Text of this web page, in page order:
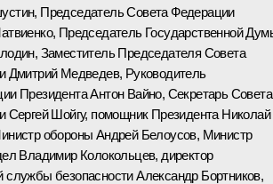
, Председатель Совета Федерации
, Председатель Государственной
, Заместитель Председателя Совета
Дмитрий Медведев, Руководитель
ПрезидентаАнтон Вайно, Секретарь Совета
Сергей Шойгу, помощник Президента Николай
обороны Андрей Белоусов, Министр
Владимир Колокольцев, директор
службы безопасностиАлександр Бортников,